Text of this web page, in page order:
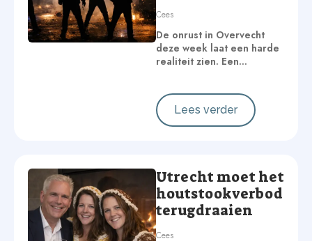
Cees
De onrust in Overvecht
deze week laat een harde
realiteit zien. Een…
Lees verder
Utrecht moet het
houtstookverbod
terugdraaien
Cees